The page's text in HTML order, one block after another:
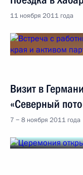
11 ноября 2011 года
Визит в
«Северный
7 − 8 ноября 2011 года